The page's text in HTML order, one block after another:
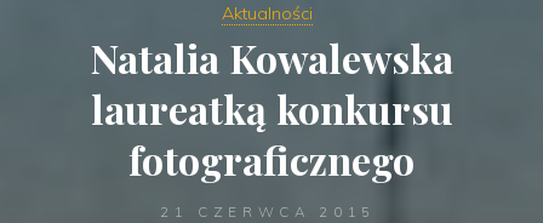
Aktualności
Natalia Kowalewska
laureatką konkursu
fotograficznego
21 CZERWCA 2015